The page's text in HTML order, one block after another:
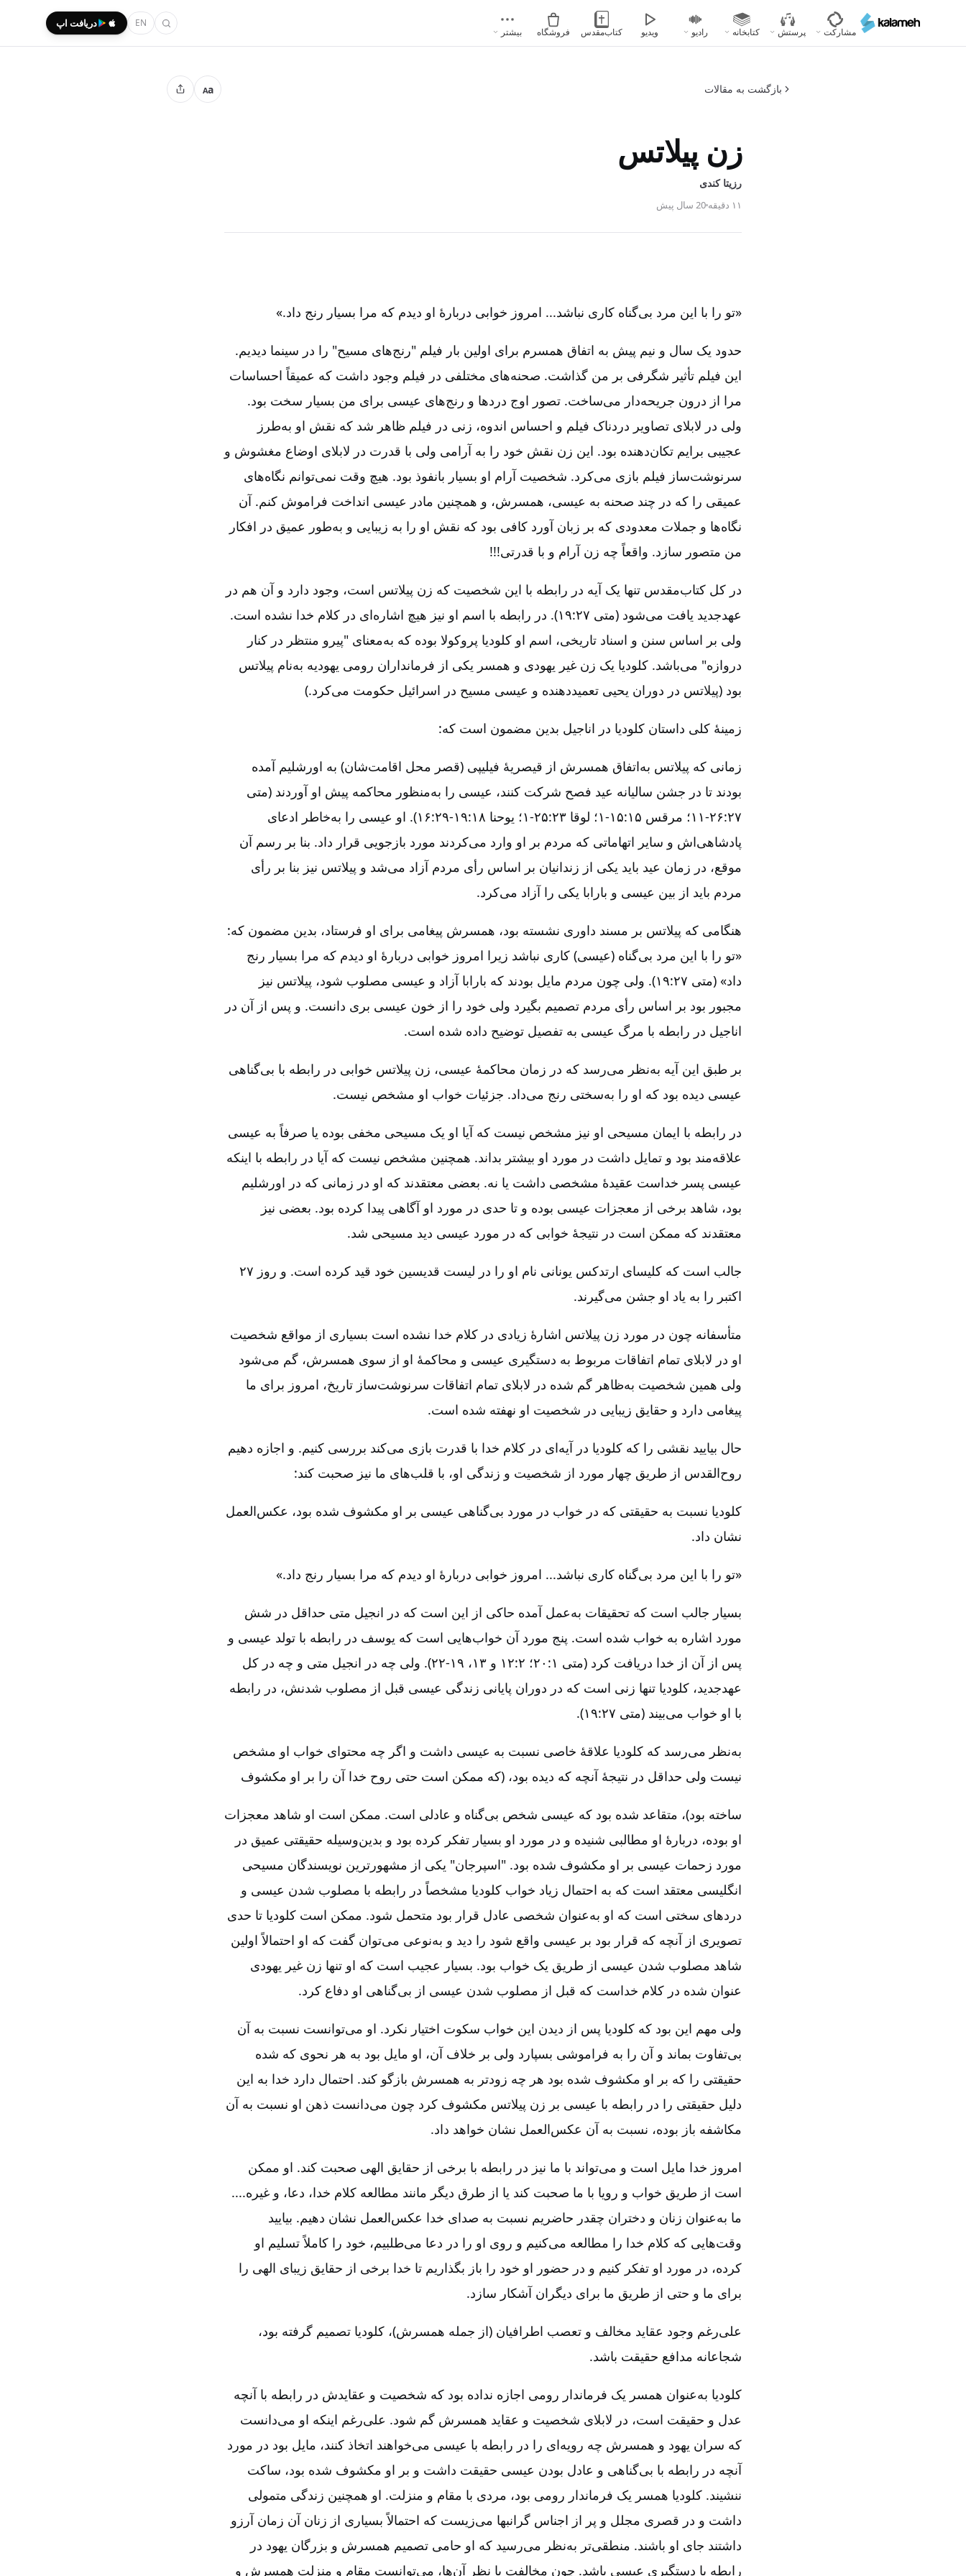
محتوای
مشارکت پرستش کتابخانه رادیو ویدیو کتاب‌مقدس فروشگاه بیشتر
EN دریافت اپ
بازگشت به مقالات Aa
زن پیلاتس
رزیتا کندی
۱۱ دقیقه 20 سال پیش
«تو را با این مرد بی‌گناه کاری نباشد... امروز خوابی دربارۀ او دیدم که مرا بسیار رنج داد.»
حدود یک سال و نیم پیش به اتفاق همسرم برای اولین بار فیلم "رنج‌های مسیح" را در سینما دیدیم.
این فیلم تأثیر شگرفی بر من گذاشت. صحنه‌های مختلفی در فیلم وجود داشت که عمیقاً احساسات
مرا از درون جریحه‌دار می‌ساخت. تصور اوج دردها و رنج‌های عیسی برای من بسیار سخت بود.
ولی در لابلای تصاویر دردناک فیلم و احساس اندوه، زنی در فیلم ظاهر شد که نقش او به‌طرز
عجیبی برایم تکان‌دهنده بود. این زن نقش خود را به آرامی ولی با قدرت در لابلای اوضاع مغشوش و
سرنوشت‌ساز فیلم بازی می‌کرد. شخصیت آرام او بسیار بانفوذ بود. هیچ وقت نمی‌توانم نگاه‌های
عمیقی را که در چند صحنه به عیسی، همسرش، و همچنین مادر عیسی انداخت فراموش کنم. آن
نگاه‌ها و جملات معدودی که بر زبان آورد کافی بود که نقش او را به زیبایی و به‌طور عمیق در افکار
من متصور سازد. واقعاً چه زن آرام و با قدرتی!!!
در کل کتاب‌مقدس تنها یک آیه در رابطه با این شخصیت که زن پیلاتس است، وجود دارد و آن هم در
عهدجدید یافت می‌شود (متی ۲۷:‏۱۹). در رابطه با اسم او نیز هیچ اشاره‌ای در کلام خدا نشده است.
ولی بر اساس سنن و اسناد تاریخی، اسم او کلودیا پروکولا بوده که به‌معنای "پیرو منتظر در کنار
دروازه" می‌باشد. کلودیا یک زن غیر یهودی و همسر یکی از فرمانداران رومی یهودیه به‌نام پیلاتس
بود (پیلاتس در دوران یحیی تعمیددهنده و عیسی مسیح در اسرائیل حکومت می‌کرد.)
زمینۀ کلی داستان کلودیا در اناجیل بدین مضمون است که:
زمانی که پیلاتس به‌اتفاق همسرش از قیصریۀ فیلیپی (قصر محل اقامت‌شان) به اورشلیم آمده
بودند تا در جشن سالیانه عید فصح شرکت کنند، عیسی را به‌منظور محاکمه پیش او آوردند (متی
۲۷:‏۱۱-۲۶؛ مرقس ۱۵:‏۱-۱۵؛ لوقا ۲۳:‏۱-۲۵؛ یوحنا ۱۸:‏۲۹-۱۹:‏۱۶). او عیسی را به‌خاطر ادعای
پادشاهی‌اش و سایر اتهاماتی که مردم بر او وارد می‌کردند مورد بازجویی قرار داد. بنا بر رسم آن
موقع، در زمان عید باید یکی از زندانیان بر اساس رأی مردم آزاد می‌شد و پیلاتس نیز بنا بر رأی
مردم باید از بین عیسی و بارابا یکی را آزاد می‌‌کرد.
هنگامی که پیلاتس بر مسند داوری نشسته بود، همسرش پیغامی برای او فرستاد، بدین مضمون که:
«تو را با این مرد بی‌گناه (عیسی) کاری نباشد زیرا امروز خوابی دربارۀ او دیدم که مرا بسیار رنج
داد» (متی ۲۷:‏۱۹). ولی چون مردم مایل بودند که بارابا آزاد و عیسی مصلوب شود، پیلاتس نیز
مجبور بود بر اساس رأی مردم تصمیم بگیرد ولی خود را از خون عیسی بری دانست. و پس از آن در
اناجیل در رابطه با مرگ عیسی به تفصیل توضیح داده شده است.
بر طبق این آیه به‌نظر می‌رسد که در زمان محاکمۀ عیسی، زن پیلاتس خوابی در رابطه با بی‌گناهی
عیسی دیده بود که او را به‌سختی رنج می‌داد. جزئیات خواب او مشخص نیست.
در رابطه با ایمان مسیحی او نیز مشخص نیست که آیا او یک مسیحی مخفی بوده یا صرفاً‌ به عیسی
علاقه‌مند بود و تمایل داشت در مورد او بیشتر بداند. همچنین مشخص نیست که آیا در رابطه با اینکه
عیسی پسر خداست عقیدۀ‌ مشخصی داشت یا نه. بعضی معتقدند که او در زمانی که در اورشلیم
بود، شاهد برخی از معجزات عیسی بوده و تا حدی در مورد او آگاهی پیدا کرده بود. بعضی نیز
معتقدند که ممکن است در نتیجۀ‌ خوابی که در مورد عیسی دید مسیحی شد.
جالب است که کلیسای ارتدکس یونانی نام او را در لیست قدیسین خود قید کرده است. و روز ۲۷
اکتبر را به یاد او جشن می‌گیرند.
متأسفانه چون در مورد زن پیلاتس اشارۀ زیادی در کلام خدا نشده است بسیاری از مواقع شخصیت
او در لابلای تمام اتفاقات مربوط به دستگیری عیسی و محاکمۀ او از سوی همسرش، گم می‌شود
ولی همین شخصیت به‌ظاهر گم شده در لابلای تمام اتفاقات سرنوشت‌ساز تاریخ، امروز برای ما
پیغامی دارد و حقایق زیبایی در شخصیت او نهفته شده است.
حال بیایید نقشی را که کلودیا در آیه‌ای در کلام خدا با قدرت بازی می‌کند بررسی کنیم. و اجازه دهیم
روح‌القدس از طریق چهار مورد از شخصیت و زندگی او، با قلب‌های ما نیز صحبت کند:
کلودیا نسبت به حقیقتی که در خواب در مورد بی‌گناهی عیسی بر او مکشوف شده بود، عکس‌العمل
نشان داد.
«تو را با این مرد بی‌گناه کاری نباشد... امروز خوابی دربارۀ او دیدم که مرا بسیار رنج داد.»
بسیار جالب است که تحقیقات به‌عمل آمده حاکی از این است که در انجیل متی حداقل در شش
مورد اشاره به خواب شده است. پنج مورد آن خواب‌هایی است که یوسف در رابطه با تولد عیسی و
پس از آن از خدا دریافت کرد (متی ۱:‏۲۰؛ ۲:‏۱۲ و ۱۳، ۱۹-۲۲). ولی چه در انجیل متی و چه در کل
عهدجدید، کلودیا تنها زنی است که در دوران پایانی زندگی عیسی قبل از مصلوب شدنش، در رابطه
با او خواب می‌بیند (متی ۲۷:‏۱۹).
به‌نظر می‌رسد که کلودیا علاقۀ خاصی نسبت به عیسی داشت و اگر چه محتوای خواب او مشخص
نیست ولی حداقل در نتیجۀ‌ آنچه که دیده بود، (که ممکن است حتی روح خدا آن را بر او مکشوف
ساخته بود)، متقاعد شده بود که عیسی شخص بی‌گناه و عادلی است. ممکن است او شاهد معجزات
او بوده، دربارۀ او مطالبی شنیده و در مورد او بسیار تفکر کرده بود و بدین‌وسیله حقیقتی عمیق در
مورد زحمات عیسی بر او مکشوف شده بود. "اسپرجان" یکی از مشهورترین نویسندگان مسیحی
انگلیسی معتقد است که به احتمال زیاد خواب کلودیا مشخصاً در رابطه با مصلوب شدن عیسی و
دردهای سختی است که او به‌عنوان شخصی عادل قرار بود متحمل شود. ممکن است کلودیا تا حدی
تصویری از آنچه که قرار بود بر عیسی واقع شود را دید و به‌نوعی می‌توان گفت که او احتمالاً اولین
شاهد مصلوب شدن عیسی از طریق یک خواب بود. بسیار عجیب است که او تنها زن غیر یهودی
عنوان شده در کلام خداست که قبل از مصلوب شدن عیسی از بی‌گناهی او دفاع کرد.
ولی مهم این بود که کلودیا پس از دیدن این خواب سکوت اختیار نکرد. او می‌توانست نسبت به آن
بی‌تفاوت بماند و آن را به فراموشی بسپارد ولی بر خلاف آن، او مایل بود به هر نحوی که شده
حقیقتی را که بر او مکشوف شده بود هر چه زودتر به همسرش بازگو کند. احتمال دارد خدا به این
دلیل حقیقتی را در رابطه با عیسی بر زن پیلاتس مکشوف کرد چون می‌دانست ذهن او نسبت به آن
مکاشفه باز بوده، نسبت به آن عکس‌العمل نشان خواهد داد.
امروز خدا مایل است و می‌تواند با ما نیز در رابطه با برخی از حقایق الهی صحبت کند. او ممکن
است از طریق خواب و رویا با ما صحبت کند یا از طرق دیگر مانند مطالعه کلام خدا، دعا، و غیره....
ما به‌عنوان زنان و دختران چقدر حاضریم نسبت به صدای خدا عکس‌العمل نشان دهیم. بیایید
وقت‌هایی که کلام خدا را مطالعه می‌کنیم و روی او را در دعا می‌طلبیم، خود را کاملاً تسلیم او
کرده، در مورد او تفکر کنیم و در حضور او خود را باز بگذاریم تا خدا برخی از حقایق زیبای الهی را
برای ما و حتی از طریق ما برای دیگران آشکار سازد.
علی‌رغم وجود عقاید مخالف و تعصب اطرافیان (از جمله همسرش)، کلودیا تصمیم گرفته بود،
شجاعانه مدافع حقیقت باشد.
کلودیا به‌عنوان همسر یک فرماندار رومی اجازه نداده بود که شخصیت و عقایدش در رابطه با آنچه
عدل و حقیقت است، در لابلای شخصیت و عقاید همسرش گم شود. علی‌رغم اینکه او می‌دانست
که سران یهود و همسرش چه رویه‌ای را در رابطه با عیسی می‌خواهند اتخاذ کنند، مایل بود در مورد
آنچه در رابطه با بی‌گناهی و عادل بودن عیسی حقیقت داشت و بر او مکشوف شده بود، ساکت
ننشیند. کلودیا همسر یک فرماندار رومی بود، مردی با مقام و منزلت. او همچنین زندگی متمولی
داشت و در قصری مجلل و پر از اجناس گرانبها می‌زیست که احتمالاً بسیاری از زنان آن زمان آرزو
داشتند جای او باشند. منطقی‌تر به‌نظر می‌رسید که او حامی تصمیم همسرش و بزرگان یهود در
رابطه با دستگیری عیسی باشد. چون مخالفت با نظر آن‌ها، می‌توانست مقام و منزلت همسرش و